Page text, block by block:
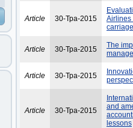
Article 30-Тра-2015
Airlines
Article 30-Тра-2015
The
Article 30-Тра-2015
Article 30-Тра-2015
and
lessons